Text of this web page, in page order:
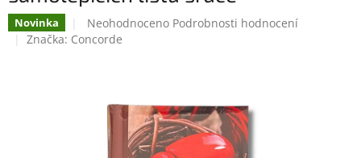
Novinka
Průměrné
hodnocení
hvězdiček.
Neohodnoceno Podrobnosti hodnocení
Značka: Concorde